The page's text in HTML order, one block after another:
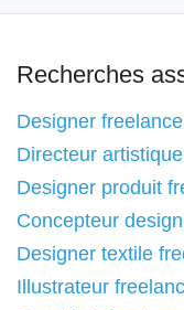
Recherches
Designer freelance
Directeur
Designer produit
Concepteur
Designer textile
Illustrateur